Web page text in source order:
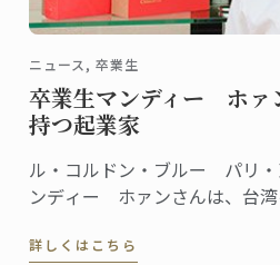
ニュース, 卒業生
卒業生マンディー ホ
持つ起業家
ル・コルドン・ブルー パリ
ンディー ホァンさんは、台
であります。
詳しくはこちら